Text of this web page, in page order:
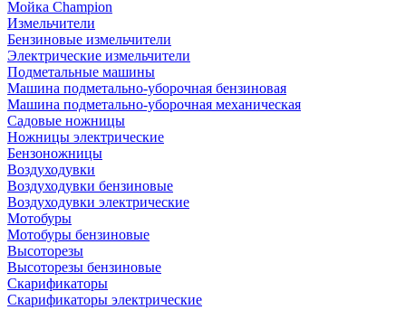
Мойка Champion
Измельчители
Бензиновые измельчители
Электрические измельчители
Подметальные машины
Машина подметально-уборочная бензиновая
Машина подметально-уборочная механическая
Садовые ножницы
Ножницы электрические
Бензоножницы
Воздуходувки
Воздуходувки бензиновые
Воздуходувки электрические
Мотобуры
Мотобуры бензиновые
Высоторезы
Высоторезы бензиновые
Скарификаторы
Скарификаторы электрические